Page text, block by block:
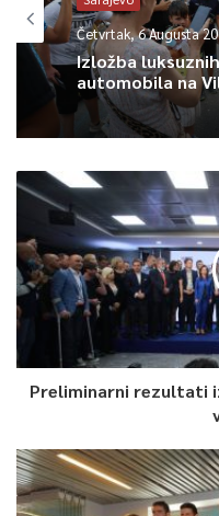
Četvrtak, 6 Augusta
Izložba
automobila na
Preliminarni rezultati